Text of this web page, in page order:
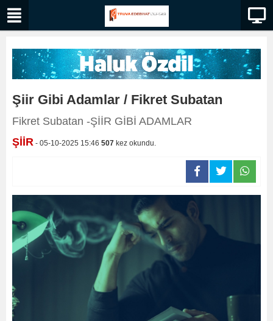
Şiir Gibi Adamlar / Fikret Subatan
Fikret Subatan -ŞİİR GİBİ ADAMLAR
ŞİİR - 05-10-2025 15:46 507 kez okundu.